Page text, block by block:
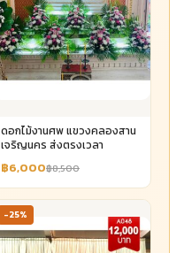
ดอกไม้งานศพ แขวงคลองสาน
เจริญนคร ส่งตรงเวลา
฿6,000฿8,500
-25%